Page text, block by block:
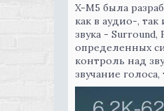
X-M5 была
как в аудио-,
звука -
определенных
контроль над
звучание